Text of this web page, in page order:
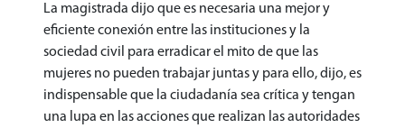
La magistrada dijo que es necesaria una mejor y
eficiente conexión entre las instituciones y la
sociedad civil para erradicar el mito de que las
mujeres no pueden trabajar juntas y para ello, dijo, es
indispensable que la ciudadanía sea crítica y tengan
una lupa en las acciones que realizan las autoridades